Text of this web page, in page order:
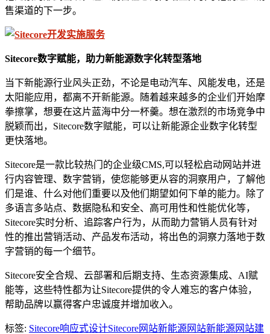
售渠道的下一步。
Sitecore数字赋能，助力新能源数字化转型落地
当下新能源行业风头正劲，不论是电动汽车、风能发电，还是
太阳能应用，都离不开新能源。随着越来越多的企业们开始摩
拳擦掌，想要在这片蓝海中分一杯羹。想在激烈的市场竞争中
脱颖而出，Sitecore数字赋能，可以让新能源企业数字化转型
更快落地。
Sitecore是一款比较热门的企业级CMS,可以轻松启动网站并进
行内容管理、数字营销，使您能够更从容的洞察用户，了解他
们是谁、什么对他们重要以及他们期望如何下单的能力。除了
多语言多站点、数据隐私和安全、高可用性和性能优化等，
Sitecore实时分析、追踪客户行为，从而助力营销人员有针对
性的推出营销活动、产品发布活动，将出色的洞察力落地于数
字营销的每一个细节。
Sitecore安全合规、云部署和后期支持、生态资源集成、AI赋
能等，这些特性都为让Sitecore提供的令人难忘的客户体验，
帮助品牌以赢得客户忠诚度并增加收入。
标签: Sitecore响应式设计Sitecore网站新能源网站新能源网站建